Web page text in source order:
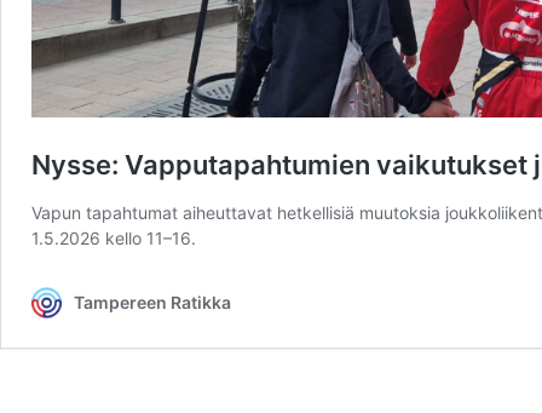
Nysse: Vapputapahtumien
Vapun tapahtumat aiheuttavat hetkellisiä muutoksia
1.5.2026 kello 11–16.
Tampereen Ratikka